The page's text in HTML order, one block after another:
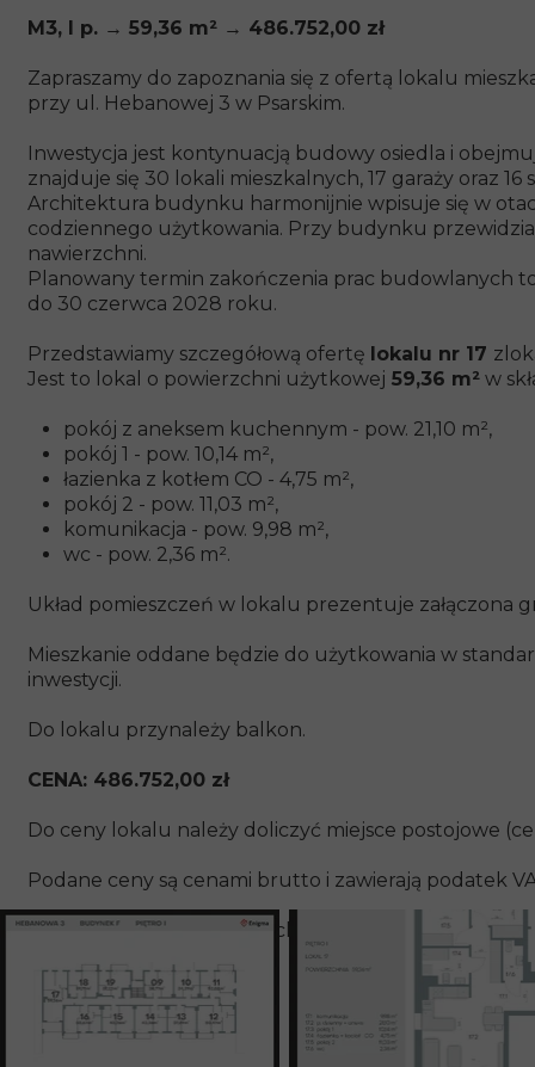
M3, I p. → 59,36 m² → 486.752,00 zł
Zapraszamy do zapoznania się z ofertą lokalu
przy ul. Hebanowej 3 w Psarskim.
Inwestycja jest kontynuacją budowy osiedla i
znajduje się 30 lokali mieszkalnych, 17 garaży oraz
Architektura budynku harmonijnie wpisuje się w
codziennego użytkowania. Przy budynku
nawierzchni.
Planowany termin zakończenia prac budowlanych
do 30 czerwca 2028 roku.
Przedstawiamy szczegółową ofertę lokalu nr 17
Jest to lokal o powierzchni użytkowej 59,36 m² w
pokój z aneksem kuchennym - pow. 21,10 m²,
pokój 1 - pow. 10,14 m²,
łazienka z kotłem CO - 4,75 m²,
pokój 2 - pow. 11,03 m²,
komunikacja - pow. 9,98 m²,
wc - pow. 2,36 m².
Układ pomieszczeń w lokalu prezentuje załączona
Mieszkanie oddane będzie do użytkowania w
inwestycji.
Do lokalu przynależy balkon.
CENA: 486.752,00 zł
Do ceny lokalu należy doliczyć miejsce postojowe
Podane ceny są cenami brutto i zawierają podatek
Transakcja oparta jest o rachunek powierniczy